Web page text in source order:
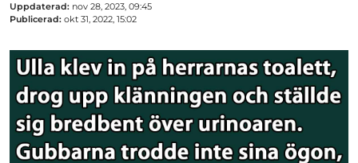
Uppdaterad: nov 28, 2023, 09:45
Publicerad: okt 31, 2022, 15:02